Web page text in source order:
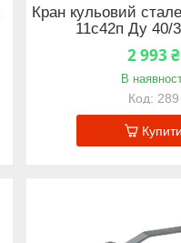
Кран кульовий
11с42п Ду 40/
2 993 ₴
В
289
Купити